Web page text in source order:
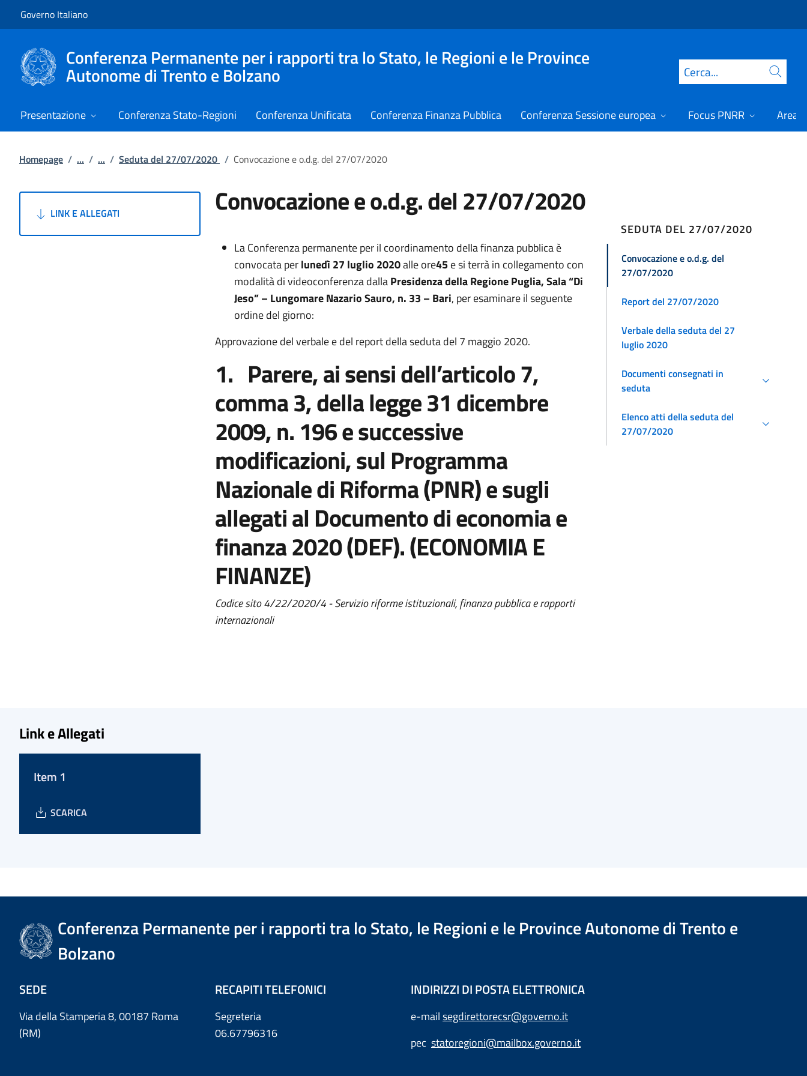
Governo Italiano
Conferenza Permanente per i rapporti tra lo Stato, le Regioni e le Province
Autonome di Trento e Bolzano Cerca
Presentazione Conferenza Stato-Regioni Conferenza Unificata Conferenza Finanza Pubblica Conferenza Sessione europea Focus PNRR Area
Homepage / ... / ... / Seduta del 27/07/2020 / Convocazione e o.d.g. del 27/07/2020
LINK E ALLEGATI Convocazione e o.d.g. del 27/07/2020
La Conferenza permanente per il coordinamento della finanza pubblica è
convocata perlunedì 27 luglio 2020alle ore45e si terrà in collegamento con
modalità di videoconferenza dallaPresidenza della Regione Puglia, Sala “Di
Jeso”– Lungomare Nazario Sauro, n. 33 – Bari, per esaminare il seguente
ordine del giorno:
Approvazione del verbale e del report della seduta del 7 maggio 2020.
1. Parere, ai sensi dell’articolo 7,
comma 3, della legge 31 dicembre
2009, n. 196 e successive
modificazioni, sul Programma
Nazionale di Riforma (PNR) e sugli
allegati al Documento di economia e
finanza 2020 (DEF). (ECONOMIA E
FINANZE)
Codice sito 4/22/2020/4 - Servizio riforme istituzionali, finanza pubblica e rapporti
internazionali
SEDUTA DEL 27/07/2020
Convocazione e o.d.g. del
27/07/2020
Report del 27/07/2020
Verbale della seduta del 27
luglio 2020
Documenti consegnati in
seduta
Elenco atti della seduta del
27/07/2020
Link e Allegati
Item 1
SCARICA
Conferenza Permanente per i rapporti tra lo Stato, le Regioni e le Province Autonome di Trento e
Bolzano
SEDE
Via della Stamperia 8, 00187 Roma
(RM)
RECAPITI TELEFONICI
Segreteria
06.67796316
INDIRIZZI DI POSTA ELETTRONICA
e-mailsegdirettorecsr@governo.it
pec statoregioni@mailbox.governo.it